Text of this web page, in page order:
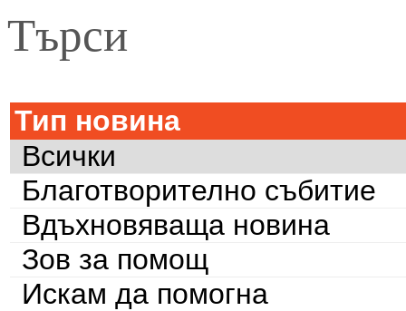
Търси
Тип новина
Всички
Благотворително събитие
Вдъхновяваща новина
Зов за помощ
Искам да помогна